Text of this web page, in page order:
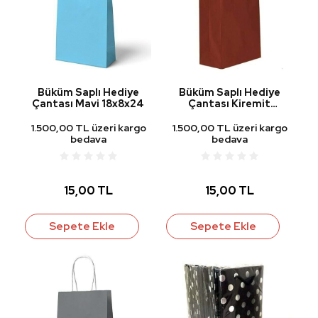
Büküm Saplı Hediye
Çantası Mavi 18x8x24
1.500,00 TL üzeri kargo
bedava
15,00 TL
Sepete Ekle
Büküm Saplı Hediye
Çantası Kiremit
1.500,00 TL üzeri kargo
bedava
15,00 TL
Sepete Ekle